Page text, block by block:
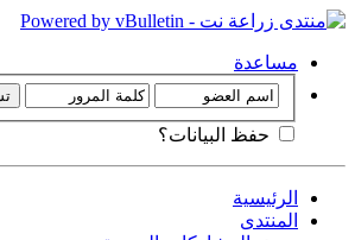
مساعدة
حفظ البيانات؟
الرئيسية
المنتدى